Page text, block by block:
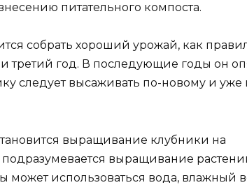
питательного компоста.
собрать хороший урожай, как
третий год. В последующие годы он
следует высаживать по-новому и уже
выращивание клубники на
выращивание
может использоваться вода, влажный